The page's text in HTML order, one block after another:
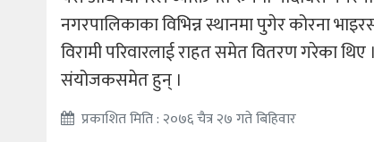
नगरपालिकाका विभिन्न स्थानमा पुगेर कोरना
विरामी परिवारलाई राहत समेत वितरण गरेका
संयोजकसमेत हुन् ।
प्रकाशित मिति : २०७६ चैत्र २७ गते बिहिवार